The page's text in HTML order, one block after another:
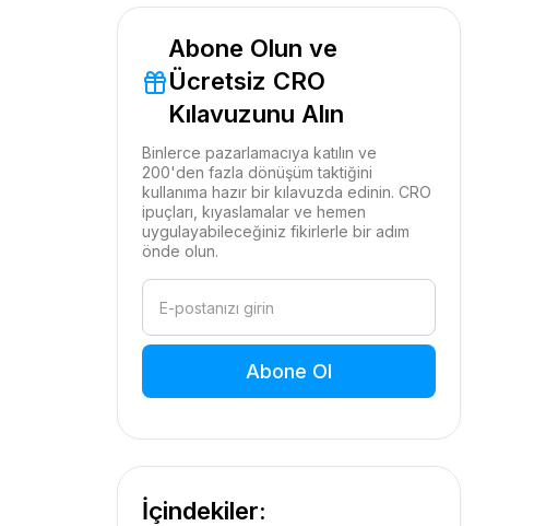
Abone Olun ve
Ücretsiz CRO
Kılavuzunu Alın
Binlerce pazarlamacıya katılın ve
200'den fazla dönüşüm taktiğini
kullanıma hazır bir kılavuzda edinin. CRO
ipuçları, kıyaslamalar ve hemen
uygulayabileceğiniz fikirlerle bir adım
önde olun.
İçindekiler: